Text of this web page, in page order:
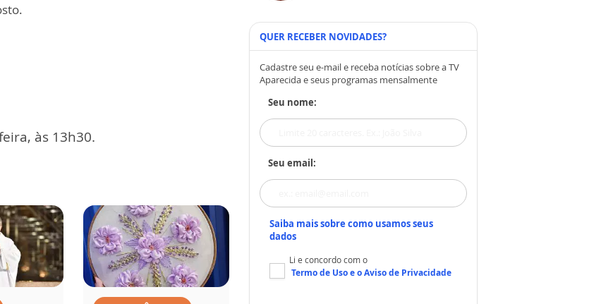
às 13h30.
QUER RECEBER NOVIDADES?
Cadastre seu e-mail e receba notícias sobre a TV
Aparecida e seus programas mensalmente
Seu nome:
Seu email:
Saiba mais sobre como usamos seus
dados
Li e concordo com o
Termo de Usoe oAviso de Privacidade